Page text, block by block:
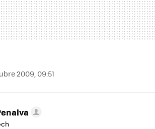
2009, 09:51